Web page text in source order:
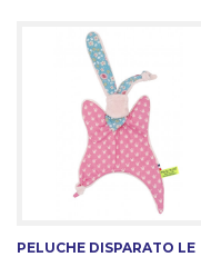
PELUCHE DISPARATO LE